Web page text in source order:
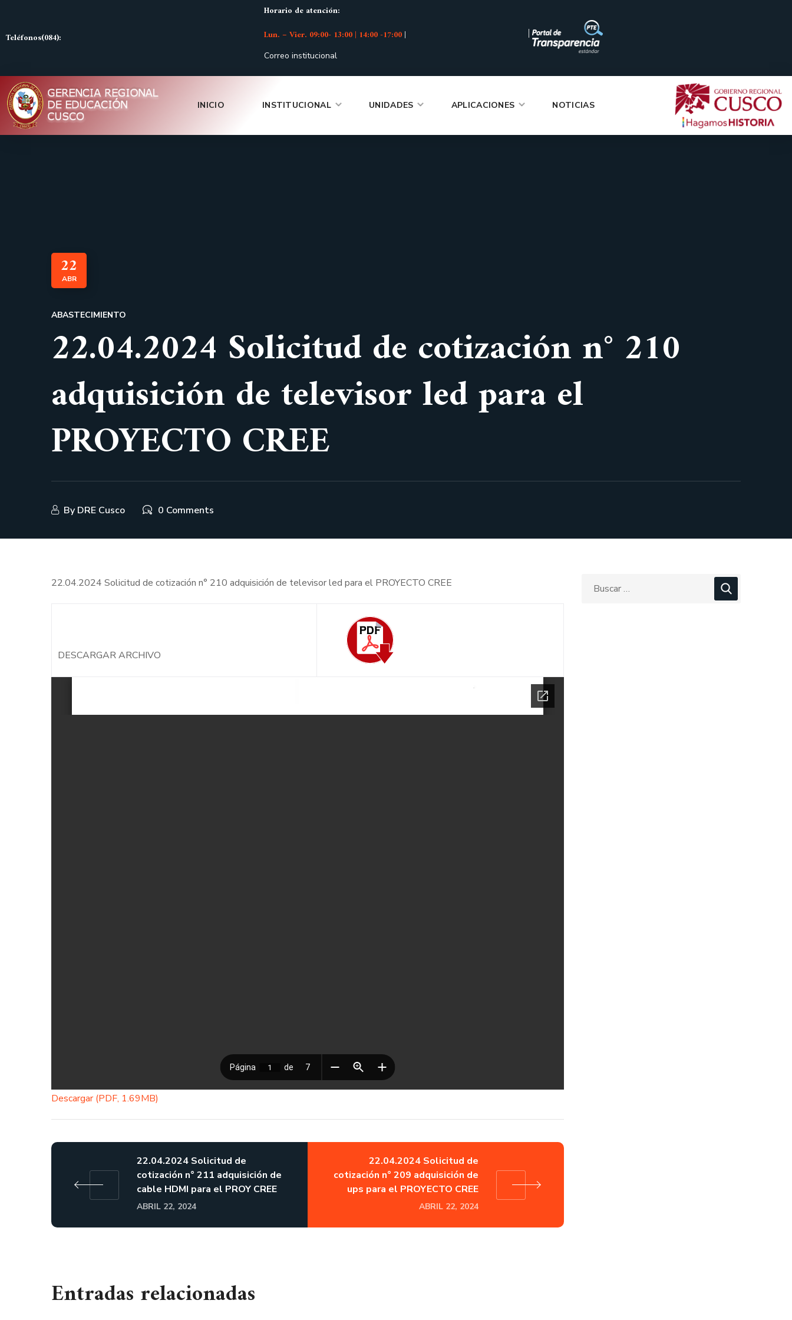
Teléfonos(084):
Horario de atención:
Lun. – Vier. 09:00- 13:00 | 14:00 -17:00|
Correo institucional
|
INICIO INSTITUCIONAL UNIDADES APLICACIONES NOTICIAS
22
ABR
ABASTECIMIENTO
22.04.2024 Solicitud de cotización n° 210
adquisición de televisor led para el
PROYECTO CREE
By DRE Cusco 0 Comments
22.04.2024 Solicitud de cotización n° 210 adquisición de televisor led para el PROYECTO CREE
DESCARGAR ARCHIVO
Descargar (PDF, 1.69MB)
22.04.2024 Solicitud de
cotización n° 211 adquisición de
cable HDMI para el PROY CREE
ABRIL 22, 2024
22.04.2024 Solicitud de
cotización n° 209 adquisición de
ups para el PROYECTO CREE
ABRIL 22, 2024
Entradas relacionadas